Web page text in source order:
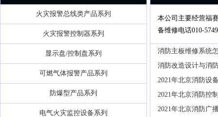
火灾报警总线类产品系列
火灾报警控制器系列
显示盘/控制盘系列
可燃气体报警产品系列
防爆型产品系列
电气火灾监控设备系列
本公司主要经营福
备维修电话010-
消防主板维修系统
消防改造设计与消
2021年北京消防设
2021年北京消防控
2021年北京消防广